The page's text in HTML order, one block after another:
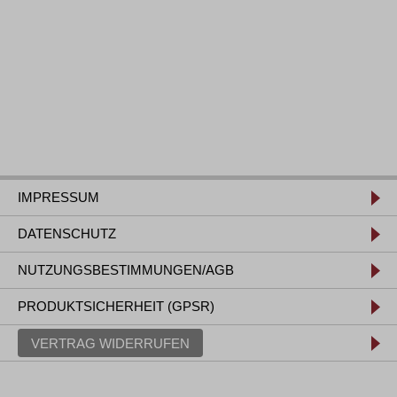
IMPRESSUM
DATENSCHUTZ
NUTZUNGSBESTIMMUNGEN/AGB
PRODUKTSICHERHEIT (GPSR)
VERTRAG WIDERRUFEN